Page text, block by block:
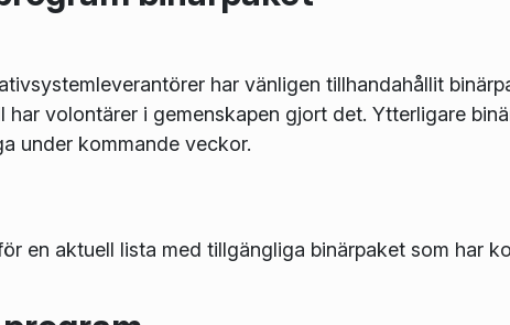
har vänligen tillhandahållit
har volontärer i gemenskapen gjort det. Ytterligare
under kommande veckor.
en aktuell lista med tillgängliga binärpaket som har